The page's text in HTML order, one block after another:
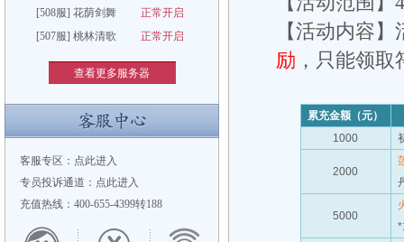
[508服] 花荫剑舞
正常开启
[507服] 桃林清歌
正常开启
查看更多服务器
客服专区： 点此进入
专员投诉通道： 点此进入
充值热线：400-655-4399转188
【活动内容
励 ，只能领
累充金额（元）
1000
2000
5000